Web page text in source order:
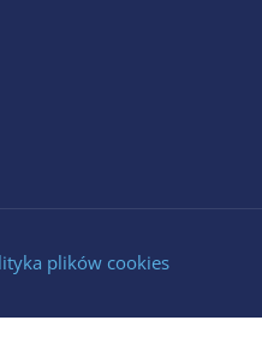
plików cookies